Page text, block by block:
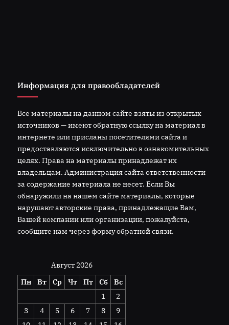
Информация для правообладателей
Все материалы на данном сайте взяты из открытых
источников — имеют обратную ссылку на материал в
интернете или присланы посетителями сайта и
предоставляются исключительно в ознакомительных
целях. Права на материалы принадлежат их
владельцам. Администрация сайта ответственности
за содержание материала не несет. Если Вы
обнаружили на нашем сайте материалы, которые
нарушают авторские права, принадлежащие Вам,
Вашей компании или организации, пожалуйста,
сообщите нам через форму обратной связи.
Август 2026
Пн
Вт Ср Чт Пт Сб
Вс
1
2
3
4 5 6 7 8
9